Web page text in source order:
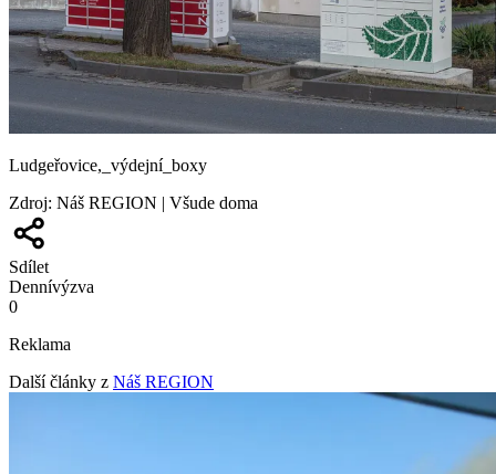
Ludgeřovice,_výdejní_boxy
Zdroj: Náš REGION | Všude doma
Sdílet
Dennívýzva
0
Reklama
Další články z Náš REGION